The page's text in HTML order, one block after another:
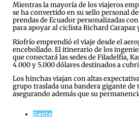
Mientras la mayoría de los viajeros
se ha convertido en su sello personal
prendas de Ecuador personalizadas
para apoyar al ciclista Richard Carapaz
Riofrío emprendió el viaje desde el
encebollado. El itinerario de los
que conectará las sedes de Filadelfia,
4.000 y 5.000 dólares destinados a
Los hinchas viajan con altas
grupo traslada una bandera gigante
asegurando además que su
Gente